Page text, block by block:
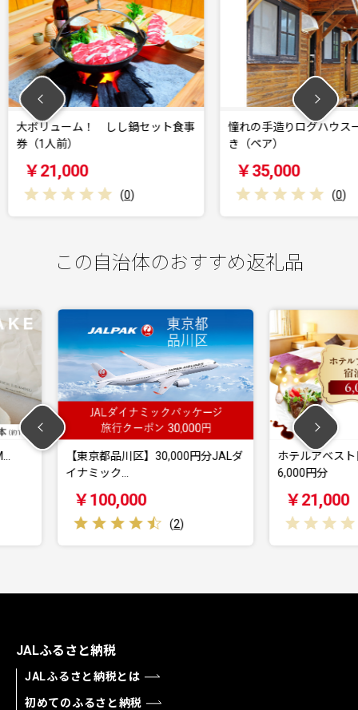
セット食事
憧れの手造りログハウス一泊朝食付
飛騨牛
この自治体のおすすめ返礼品
円分JALダ
ホテルアベスト目黒の宿泊利用券
￥21,000
JALふるさと納税
JALふるさと納税とは
初めてのふるさと納税